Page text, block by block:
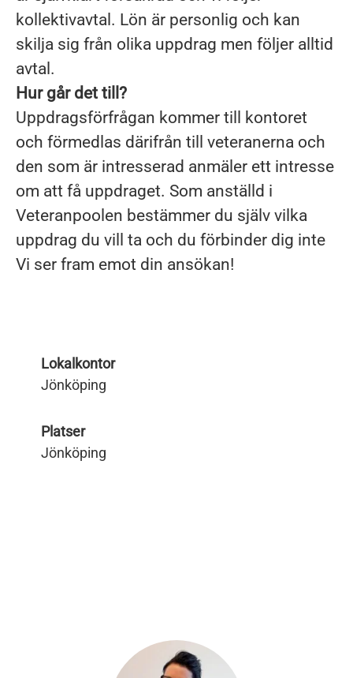
kollektivavtal. Lön är personlig och kan
skilja sig från olika uppdrag men följer alltid
avtal.
Hur går det till?
Uppdragsförfrågan kommer till kontoret
och förmedlas därifrån till veteranerna och
den som är intresserad anmäler ett intresse
om att få uppdraget. Som anställd i
Veteranpoolen bestämmer du själv vilka
uppdrag du vill ta och du förbinder dig inte
Vi ser fram emot din ansökan!
Lokalkontor
Jönköping
Platser
Jönköping